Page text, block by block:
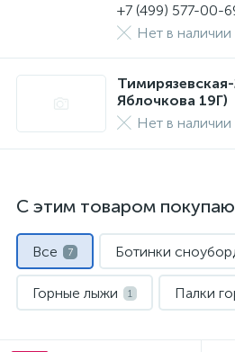
+7 (499) 577-00-
Нет в наличии
Яблочкова 19Г)
Нет в наличии
С этим товаром
Все 7 Ботинки
Горные лыжи 1 Палки